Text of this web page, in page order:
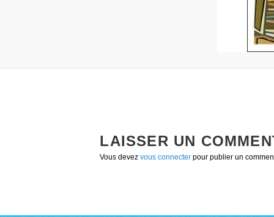
LAISSER UN
Vous devezvous connecter pour publier un